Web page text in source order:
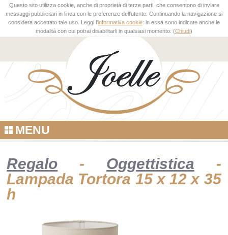
Questo sito utilizza cookie, anche di proprietà di terze parti, che consentono di inviare
messaggi pubblicitari in linea con le preferenze dell'utente. Continuando la navigazione si
considera accettato tale uso. Leggi l'informativa cookie: in essa sono indicate anche le
modalità con cui potrai disabilitarli in qualsiasi momento. (Chiudi)
MENU
Regalo - Oggettistica -
Lampada Tortora 15 x 12 x 35
h